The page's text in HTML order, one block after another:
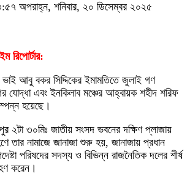
অপরাহ্ন, শনিবার, ২০ ডিসেম্বর ২০২৫
আবু বকর সিদ্দিকের ইমামতিতে জুলাই গণ
যোদ্ধা এবং ইনকিলাব মঞ্চের আহ্বায়ক শহীদ শরিফ
হয়েছে।
২টা ৩০মিঃ জাতীয় সংসদ ভবনের দক্ষিণ প্লাজায়
তার নামাজে জানাজা শুরু হয়, জানাজায় প্রধান
পরিষদের সদস্য ও বিভিন্ন রাজনৈতিক দলের শীর্ষ
করেন।